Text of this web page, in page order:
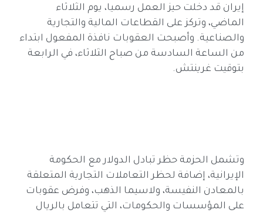
إيران قد دخلت حيز العمل رسميا، يوم الثلاثاء
الماضي، وتركز على القطاعات المالية والتجارية
والصناعية. وأصبحت العقوبات نافذة المفعول ابتداء
من الساعة السادسة من صباح الثلاثاء، في الرابعة
بتوقيت غرينتش.
وتشمل الحزمة حظر تبادل الدولار مع الحكومة
الإيرانية، إضافة لحظر التعاملات التجارية المتعلقة
بالمعادن النفيسة، ولاسيما الذهب، وفرض عقوبات
على المؤسسات والحكومات، التي تتعامل بالريال